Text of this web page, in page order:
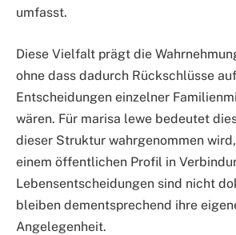
umfasst.
Diese Vielfalt prägt die
ohne dass dadurch Rückschlüsse
Entscheidungen einzelner
wären. Für marisa lewe bedeutet
dieser Struktur wahrgenommen
einem öffentlichen Profil in
Lebensentscheidungen sind nicht
bleiben dementsprechend ihre
Angelegenheit.